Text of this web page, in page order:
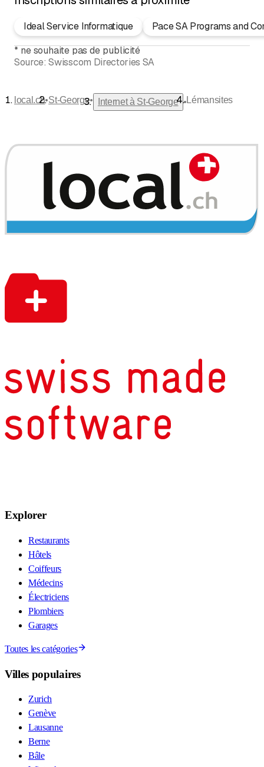
Ideal Service Informatique
Pace SA Programs and
* ne souhaite pas de publicité
Source: Swisscom Directories SA
local.ch•St-George• Internet à St-George •Lémansites
Explorer
Restaurants
Hôtels
Coiffeurs
Médecins
Électriciens
Plombiers
Garages
Toutes les catégories
Villes populaires
Zurich
Genève
Lausanne
Berne
Bâle